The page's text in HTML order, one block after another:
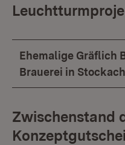
Ehemalige Gräflich
Brauerei in
Zwischenstand